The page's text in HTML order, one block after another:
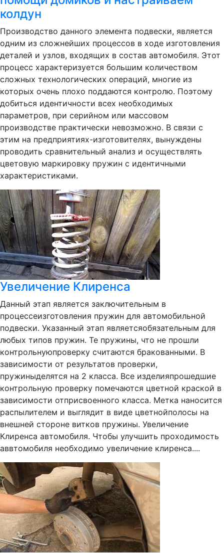
колдун
Производство данного элемента подвески, является
одним из сложнейших процессов в ходе изготовления
деталей и узлов, входящих в состав автомобиля. Этот
процесс характеризуется большим количеством
сложных технологических операций, многие из
которых очень плохо поддаются контролю. Поэтому
добиться идентичности всех необходимых
параметров, при серийном или массовом
производстве практически невозможно. В связи с
этим на предприятиях-изготовителях, вынуждены
проводить сравнительный анализ и осуществлять
цветовую маркировку пружин с идентичными
характеристиками.
Увеличение Клиренса
Данный этап является заключительным в
процессеизготовления пружин для автомобильной
подвески. Указанный этап являетсяобязательным для
любых типов пружин. Те пружины, что не прошли
контрольнуюпроверку считаются бракованными. В
зависимости от результатов проверки,
пружиныделятся на 2 класса. Все изделияпрошедшие
контрольную проверку помечаются цветной краской в
зависимости отприсвоенного класса. Метка наносится
распылителем и выглядит в виде цветнойполосы на
внешней стороне витков пружины. Увеличение
Клиренса автомобиля. Чтобы улучшить проходимость
аввтомобиля необходимо увеличение клиренса....